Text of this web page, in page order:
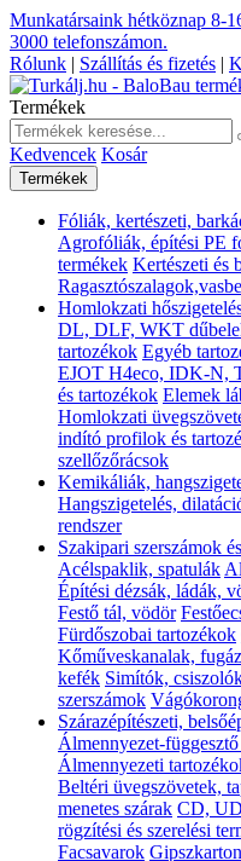
Munkatársaink hétköznap 8-
3000 telefonszámon.
Rólunk | Szállítás és fizetés |
Termékek
Kedvencek Kosár
Termékek
Fóliák, kertészeti,
Agrofóliák, építési PE
termékek Kertészeti és
Homlokzati
DL, DLF, WKT
tartozékok Egyéb
EJOT H4eco, IDK-N,
és tartozékok Elemek
Homlokzati
indító profilok és
szellőzőrácsok
Kemikáliák,
Hangszigetelés,
rendszer
Szakipari szerszámok
Acélspaklik, spatulák
Építési dézsák, ládák,
Festő tál, vödör
Fürdőszobai tartozékok
Kőműveskanalak,
kefék Simítók,
szerszámok
Szárazépítészeti,
Álmennyezet-
Álmennyezeti
Beltéri üvegszövetek,
menetes szárak CD,
rögzítési és szerelési
Facsavarok